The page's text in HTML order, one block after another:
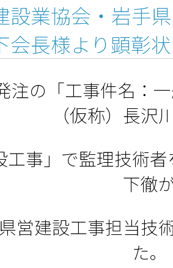
設業協会・岩手
長様より顕彰
注の「工事件名：
（仮称）長沢
工事」で監理技術
下徹
県営建設工事担当技
た。